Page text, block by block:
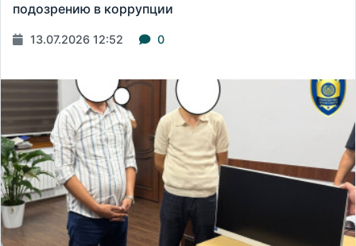
подозрению в коррупции
13.07.2026 12:52 0